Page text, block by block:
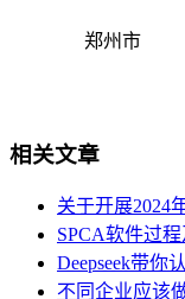
郑州市
相关文章
关于开展2024
SPCA软件过
Deepseek带你
不同企业应该